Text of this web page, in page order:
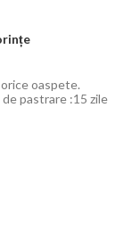
oaspete.
pastrare :15 zile